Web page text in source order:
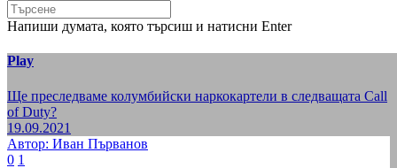
Напиши думата, която търсиш и натисни Enter
Play
Ще преследваме колумбийски наркокартели в следващата Call
of Duty?
19.09.2021
Автор: Иван Първанов
0 1